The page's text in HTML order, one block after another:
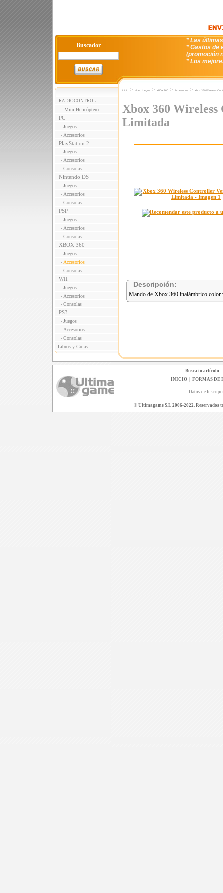
Buscador
* Las
* Gastos de
(promoción
* Los
RADIOCONTROL
- Mini Helicóptero
PC
- Juegos
- Accesorios
PlayStation 2
- Juegos
- Accesorios
- Consolas
Nintendo DS
- Juegos
- Accesorios
- Consolas
PSP
- Juegos
- Accesorios
- Consolas
XBOX 360
- Juegos
- Accesorios
- Consolas
WII
- Juegos
- Accesorios
- Consolas
PS3
- Juegos
- Accesorios
- Consolas
Libros y Guias
Inicio > VideoJuegos > XBOX 360 > Accesorios > Xbox 360 Wireless
Xbox 360
Limitada
Descripción:
Mando de Xbox 360 inalámbrico color
Busca tu artículo:
INICIO| FORMAS DE
Datos de
© Ultimagame S.L 2006-2022. Reservados